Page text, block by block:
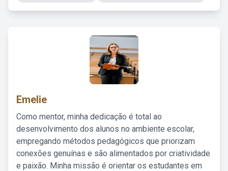
Emelie
Como mentor, minha dedicação é total ao
desenvolvimento dos alunos no ambiente escolar,
empregando métodos pedagógicos que priorizam
conexões genuínas e são alimentados por criatividade
e paixão. Minha missão é orientar os estudantes em